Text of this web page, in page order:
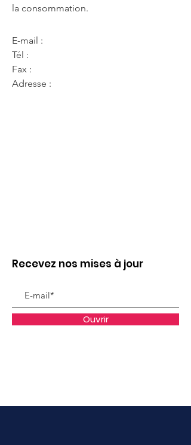
la consommation.
E-mail :
Tél :
Fax :
Adresse :
Recevez nos mises à jour
Ouvrir